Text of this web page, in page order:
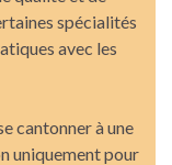
spécialités
avec les
cantonner à une
uniquement pour